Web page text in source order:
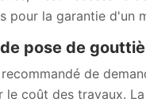
pour la garantie d'un
pose de
de
coût des travaux.